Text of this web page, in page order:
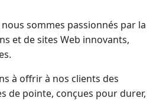
nous sommes passionnés par la
et de sites Web innovants,
à offrir à nos clients des
de pointe, conçues pour durer,